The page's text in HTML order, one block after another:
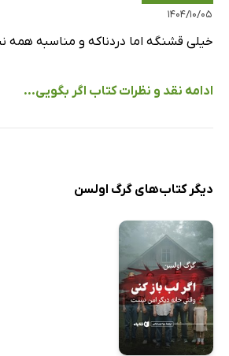
۱۴۰۴/۱۰/۰۵
خیلی قشنگه اما دردناکه و مناسبه همه
ادامه نقد و نظرات کتاب اگر بگویی...
دیگر کتاب‌های گرگ اولسن